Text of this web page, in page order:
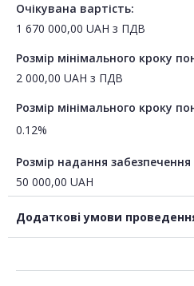
Очікувана вартість:
1 670 000,00 UAH з ПДВ
Розмір мінімального кроку
2 000,00 UAH з ПДВ
Розмір мінімального кроку
0.12%
Розмір надання
50 000,00 UAH
Додаткові умови